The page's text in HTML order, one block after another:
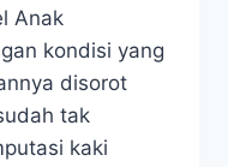
Anak
kondisi yang
disorot
tak
kaki